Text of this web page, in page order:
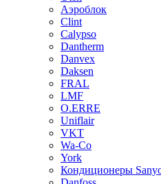
Аэроблок
Clint
Calypso
Dantherm
Danvex
Daksen
FRAL
LMF
O.ERRE
Uniflair
VKT
Wa-Co
York
Кондиционеры